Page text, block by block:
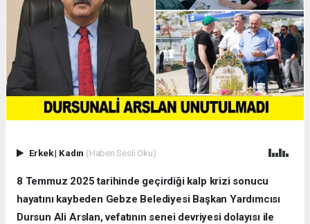
Erkek| Kadın (Haberi Sesli Oku)
8 Temmuz 2025 tarihinde geçirdiği kalp krizi sonucu
hayatını kaybeden Gebze Belediyesi Başkan Yardımcısı
Dursun Ali Arslan, vefatının senei devriyesi dolayısı ile